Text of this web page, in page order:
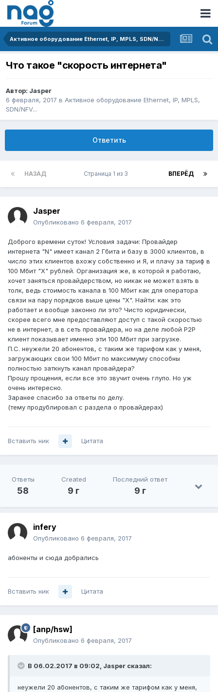
Активное оборудование Ethernet, IP, MPLS, SDN/NFV...
Что такое "скорость интернета"
Автор: Jasper
6 февраля, 2017 в Активное оборудование Ethernet, IP, MPLS,
SDN/NFV...
Ответить
НАЗАД ВПЕРЁД
Страница 1 из 3
Jasper
Опубликовано 6 февраля, 2017
Доброго времени суток! Условия задачи: Провайдер
интернета "N" имеет канал 2 Гбита и базу в 3000 клиентов, в
число этих клиентов вхожу собственно и Я, и плачу за тариф в
100 Мбит "Х" рублей. Организация же, в которой я работаю,
хочет заняться провайдерством, но никак не может взять в
толк, ведь стоимость канала в 100 Мбит как для оператора
связи на пару порядков выше цены "Х". Найти: как это
работает и вообще законно ли это? Чисто юридически,
скорее всего мне предоставляют доступ с такой скоростью
не в интернет, а в сеть провайдера, но на деле любой P2P
клиент показывает именно эти 100 Мбит при загрузке.
П.С. неужели 20 абонентов, с таким же тарифом как у меня,
загружающих свои 100 Мбит по максимуму способны
полностью заткнуть канал провайдера?
Прошу прощения, если все это звучит очень глупо. Но уж
очень интересно.
Заранее спасибо за ответы по делу.
(тему продублировал с раздела о провайдерах)
Вставить ник Цитата
Ответы
58
Created
9 г
Последний ответ
9 г
infery
Опубликовано 6 февраля, 2017
абоненты и сюда добрались
Вставить ник Цитата
[anp/hsw]
Опубликовано 6 февраля, 2017
В 06.02.2017 в 09:02, Jasper сказал:
неужели 20 абонентов, с таким же тарифом как у меня,